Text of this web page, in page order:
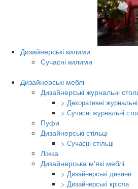
Дизайнерські килими
Сучасні килими
Дизайнерські меблі
Дизайнерські журнальні
> Декоративні
> Сучасні журнальні
Пуфи
Дизайнерські стільці
> Сучасні стільці
Ліжка
Дизайнерська м'які меблі
> Дизайнерські дивани
> Дизайнерські крісла